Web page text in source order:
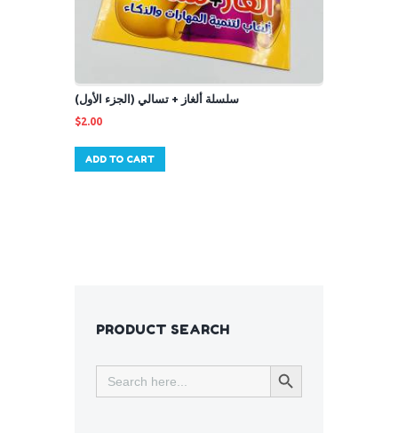
سلسلة ألغاز + تسالي (الجزء الأول)
$2.00
ADD TO CART
PRODUCT SEARCH
Search
for:
SEARCH BUTTON